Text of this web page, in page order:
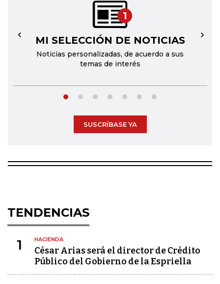
1
MI SELECCIÓN DE NOTICIAS
Noticias personalizadas, de acuerdo a sus
temas de interés
← →
SUSCRÍBASE YA
TENDENCIAS
1 HACIENDA
César Arias será el director de Crédito
Público del Gobierno de la Espriella